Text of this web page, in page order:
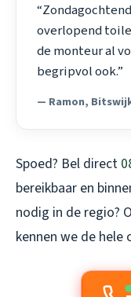
overlopend
de monteur al
begripvol ook.”
— Ramon,
Spoed? Bel direct
bereikbaar en
nodig in de regio?
kennen we de hele